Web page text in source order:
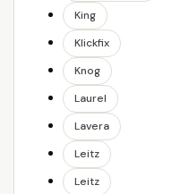
King
Klickfix
Knog
Laurel
Lavera
Leitz
Leitz